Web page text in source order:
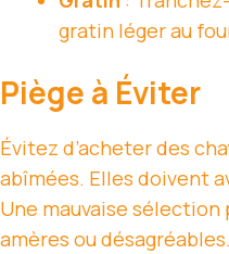
gratin léger au
Piège à Éviter
Évitez d’acheter des
abîmées. Elles doivent
Une mauvaise sélection
amères ou désagréables.